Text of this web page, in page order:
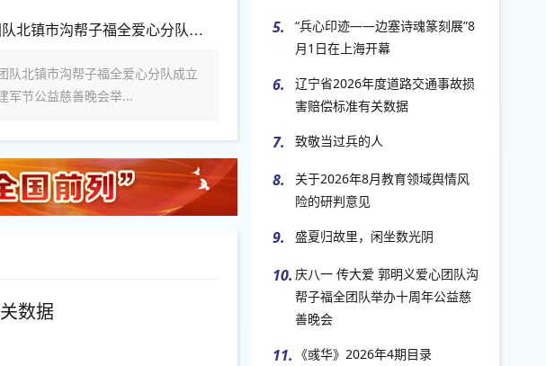
庆祝郭明义爱心团队北镇市沟帮子福全爱心分队成立十周年暨迎八一建军节公益慈善晚会
队北镇市沟帮子福全爱心分队成立
军节公益慈善晚会举...
数据
5.
“兵心印迹——边塞诗魂篆刻展”8
月1日在上海开幕
6.
辽宁省2026年度道路交通事故损
害赔偿标准有关数据
7. 致敬当过兵的人
8.
关于2026年8月教育领域舆情风
险的研判意见
9. 盛夏归故里，闲坐数光阴
10. 庆八一 传大爱 郭明义爱心团队沟
帮子福全团队举办十周年公益慈
善晚会
11. 《彧华》2026年4期目录